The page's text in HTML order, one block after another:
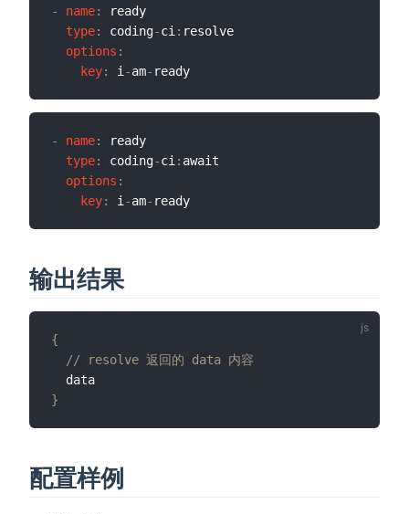
- name:
ready
type: coding-ci: resolve
options :
key: i-am-
- name:
ready
type: coding-ci : await
options :
key: i -am-
输出结果
{
// resolve 返回的 data 内容
}
配置样例